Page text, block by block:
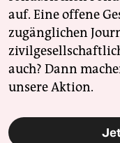
auf. Eine offene
zugänglichen
auch? Dann
unsere Aktion.